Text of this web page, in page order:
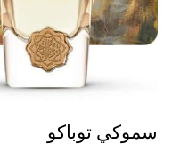
سموكي توباكو